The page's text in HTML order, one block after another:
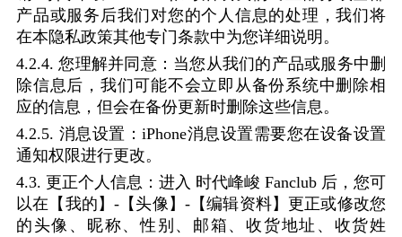
产品或服务后我们对您的个人信息的处理，我们将
在本隐私政策其他专门条款中为您详细说明。
4.2.4.您理解并同意：当您从我们的产品或服务中删
除信息后，我们可能不会立即从备份系统中删除相
应的信息，但会在备份更新时删除这些信息。
4.2.5. 消息设置： iPhone消息设置需要您在设备设置
通知权限进行更改。
4.3. 更正个人信息：进入 时代峰峻 Fanclub 后，您可
以在【我的】- 【头像】 -【编辑资料】更正或修改您
的头像、昵称、性别、邮箱、收货地址、收货姓